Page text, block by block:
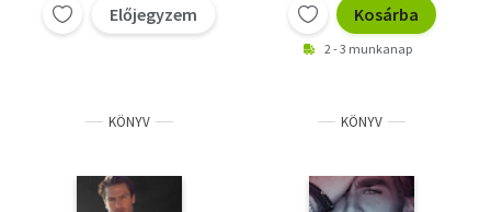
Előjegyzem Kosárba
2 - 3 munkanap
KÖNYV KÖNYV